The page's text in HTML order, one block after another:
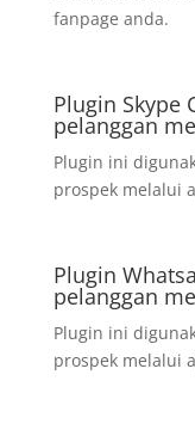
fanpage anda.
Plugin Skype
pelanggan
Plugin ini
prospek melalui
Plugin
pelanggan
Plugin ini
prospek melalui